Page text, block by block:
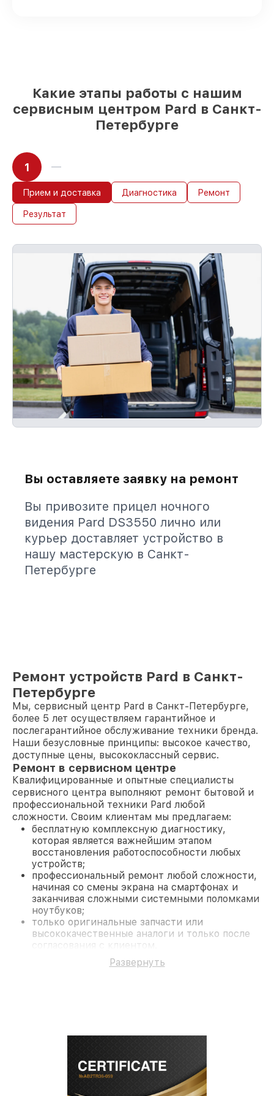
Какие этапы работы с нашим
сервисным центром Pard в Санкт-
Петербурге
1
Прием и доставка Диагностика Ремонт
Результат
Вы оставляете заявку на ремонт
Вы привозите прицел ночного
видения Pard DS3550 лично или
курьер доставляет устройство в
нашу мастерскую в Санкт-
Петербурге
Ремонт устройств Pard в Санкт-
Петербурге
Мы, сервисный центр Pard в Санкт-Петербурге,
более 5 лет осуществляем гарантийное и
послегарантийное обслуживание техники бренда.
Наши безусловные принципы: высокое качество,
доступные цены, высококлассный сервис.
Ремонт в сервисном центре
Квалифицированные и опытные специалисты
сервисного центра выполняют ремонт бытовой и
профессиональной техники Pard любой
сложности. Своим клиентам мы предлагаем:
бесплатную комплексную диагностику,
которая является важнейшим этапом
восстановления работоспособности любых
устройств;
профессиональный ремонт любой сложности,
начиная со смены экрана на смартфонах и
заканчивая сложными системными поломками
ноутбуков;
только оригинальные запчасти или
высококачественные аналоги и только после
согласования с клиентом.
На все работы и замененные комплектующие
предоставляется длительная гарантия. В случае
современное оборудование и
лицензированное ПО в ремонтно-
диагностических мастерских;
Развернуть